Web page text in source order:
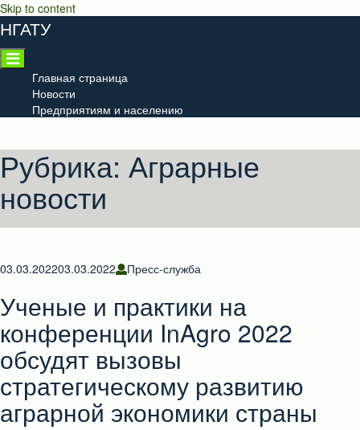
Skip to content
НГАТУ
Главная страница
Новости
Предприятиям и населению
Рубрика: Аграрные
новости
03.03.202203.03.2022 Пресс-служба
Ученые и практики на
конференции InAgro 2022
обсудят вызовы
стратегическому развитию
аграрной экономики страны